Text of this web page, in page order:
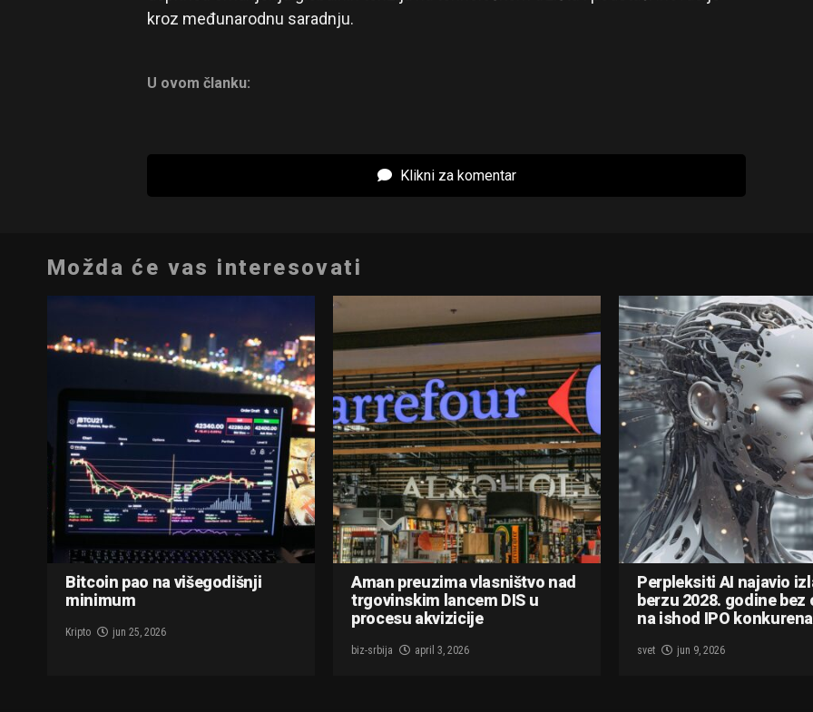
kroz međunarodnu saradnju.
U ovom članku:
Klikni za komentar
Možda će vas interesovati
Bitcoin pao na višegodišnji
minimum
Kripto jun 25, 2026
Aman preuzima vlasništvo nad
trgovinskim lancem DIS u
procesu akvizicije
biz-srbija april 3, 2026
Perpleksiti AI najavio
berzu 2028. godine bez
na ishod IPO
svet jun 9, 2026